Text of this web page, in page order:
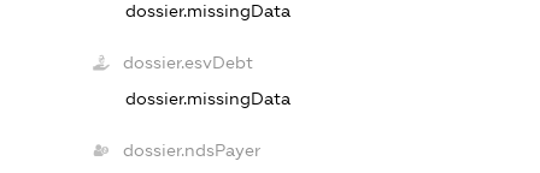
dossier.missingData
dossier.esvDebt
dossier.missingData
dossier.ndsPayer